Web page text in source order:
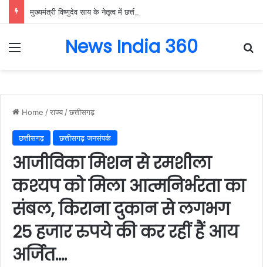
Menu News India 360
Home /राज्य /छत्तीसगढ़
छत्तीसगढ़ छत्तीसगढ़ जनसंपर्क
आजीविका मिशन से रमशीला
कश्यप को मिला आत्मनिर्भरता का
संबल, किराना दुकान से लगभग
25 हजार रुपये की कर रहीं हैं आय
अर्जित….